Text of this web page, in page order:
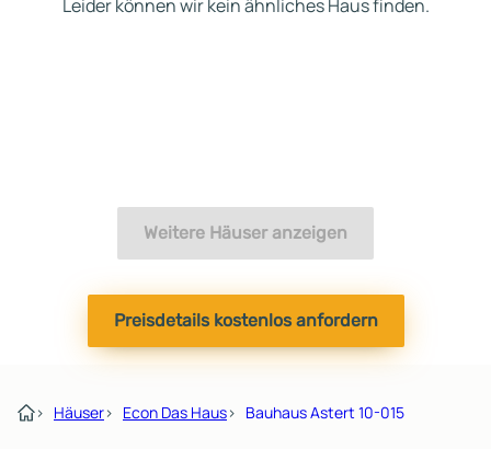
Leider können wir kein ähnliches Haus finden.
Weitere Häuser anzeigen
Preisdetails kostenlos anfordern
› Häuser› Econ Das Haus› Bauhaus Astert 10-015